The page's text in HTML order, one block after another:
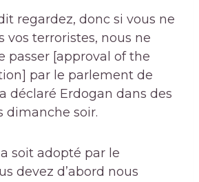
regardez, donc si vous ne
vos terroristes, nous ne
passer [approval of the
par le parlement de
déclaré Erdogan dans des
dimanche soir.
soit adopté par le
devez d’abord nous